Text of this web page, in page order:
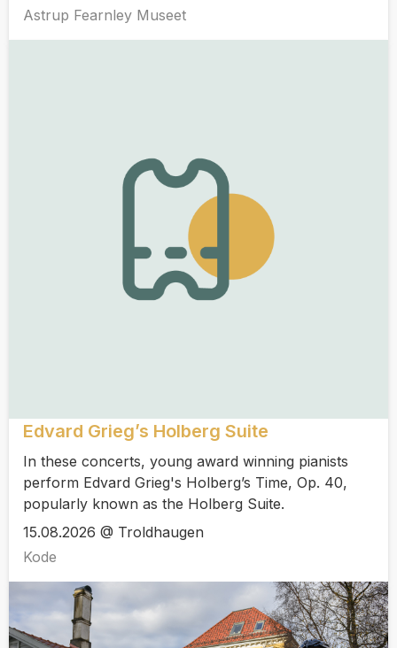
Astrup Fearnley Museet
Edvard Grieg’s Holberg Suite
In these concerts, young award winning pianists
perform Edvard Grieg's Holberg’s Time, Op. 40,
popularly known as the Holberg Suite.
15.08.2026 @ Troldhaugen
Kode